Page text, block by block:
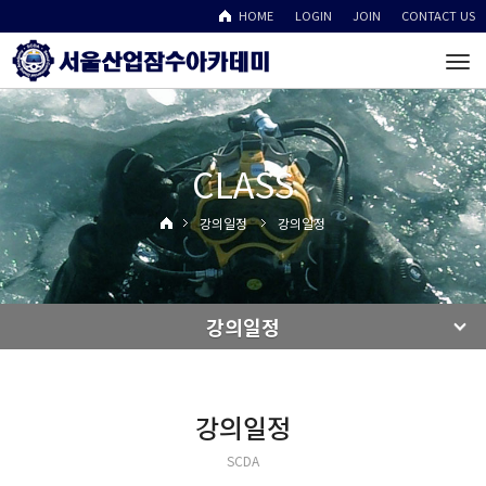
HOME LOGIN JOIN CONTACT US
CLASS
강의일정 강의일정
강의일정
강의일정
SCDA